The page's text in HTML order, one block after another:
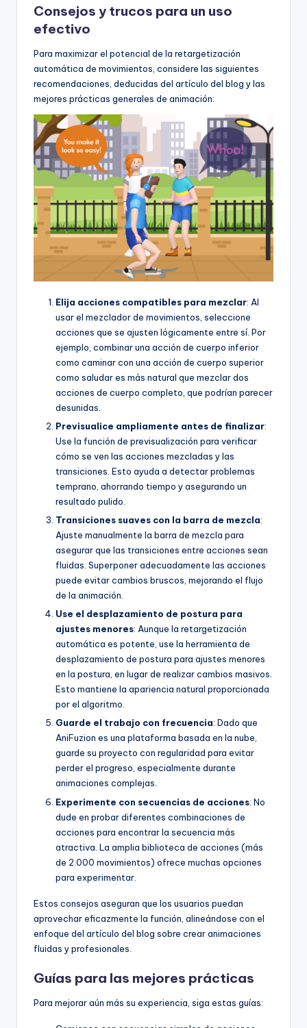
Consejos y trucos para un uso
efectivo
Para maximizar el potencial de la retargetización
automática de movimientos, considere las siguientes
recomendaciones, deducidas del artículo del blog y las
mejores prácticas generales de animación:
Elija acciones compatibles para mezclar: Al
usar el mezclador de movimientos, seleccione
acciones que se ajusten lógicamente entre sí. Por
ejemplo, combinar una acción de cuerpo inferior
como caminar con una acción de cuerpo superior
como saludar es más natural que mezclar dos
acciones de cuerpo completo, que podrían parecer
desunidas.
Previsualice ampliamente antes de finalizar:
Use la función de previsualización para verificar
cómo se ven las acciones mezcladas y las
transiciones. Esto ayuda a detectar problemas
temprano, ahorrando tiempo y asegurando un
resultado pulido.
Transiciones suaves con la barra de mezcla:
Ajuste manualmente la barra de mezcla para
asegurar que las transiciones entre acciones sean
fluidas. Superponer adecuadamente las acciones
puede evitar cambios bruscos, mejorando el flujo
de la animación.
Use el desplazamiento de postura para
ajustes menores: Aunque la retargetización
automática es potente, use la herramienta de
desplazamiento de postura para ajustes menores
en la postura, en lugar de realizar cambios masivos.
Esto mantiene la apariencia natural proporcionada
por el algoritmo.
Guarde el trabajo con frecuencia: Dado que
AniFuzion es una plataforma basada en la nube,
guarde su proyecto con regularidad para evitar
perder el progreso, especialmente durante
animaciones complejas.
Experimente con secuencias de acciones: No
dude en probar diferentes combinaciones de
acciones para encontrar la secuencia más
atractiva. La amplia biblioteca de acciones (más
de 2.000 movimientos) ofrece muchas opciones
para experimentar.
Estos consejos aseguran que los usuarios puedan
aprovechar eficazmente la función, alineándose con el
enfoque del artículo del blog sobre crear animaciones
fluidas y profesionales.
Guías para las mejores prácticas
Para mejorar aún más su experiencia, siga estas guías: